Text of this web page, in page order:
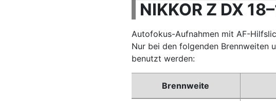
NIKKOR Z DX
Autofokus-Aufnahmen mit AF-
Nur bei den folgenden Brennweiten
benutzt werden:
Brennweite